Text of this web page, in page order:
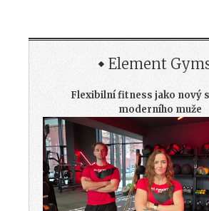
Element
Flexibilní fitness jako nový
moderního muže